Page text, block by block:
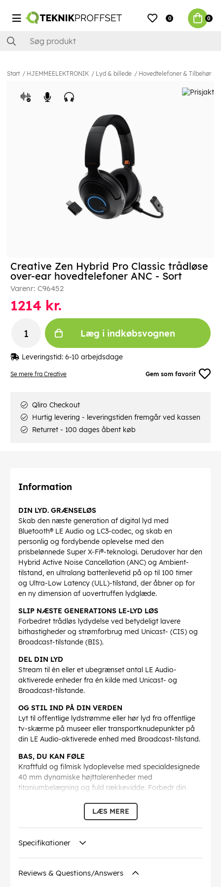
0 0
Start HJEMMEELEKTRONIK Lyd & billede Hovedtelefoner & Tilbehør
Se mere fra Creative Gem som favorit
Creative Zen Hybrid Pro Classic trådløse
over-ear hovedtelefoner ANC - Sort
Varenr: C96452
1214 kr.
Læg i indkøbsvognen
Leveringstid: 6-10 arbejdsdage
Qliro Checkout
Hurtig levering - leveringstiden fremgår ved kassen
Returret - 100 dages åbent køb
Information
DIN LYD. GRÆNSELØS
Skab den næste generation af digital lyd med
Bluetooth® LE Audio og LC3-codec, og skab en
personlig og fordybende oplevelse med den
prisbelønnede Super X-Fi®-teknologi. Derudover har den
Hybrid Active Noise Cancellation (ANC) og Ambient-
tilstand, en ultralang batterilevetid på op til 100 timer
og Ultra-Low Latency (ULL)-tilstand, der åbner op for
en ny dimension af uovertruffen lydglæde.
SLIP NÆSTE GENERATIONS LE-LYD LØS
Forbedret trådløs lydydelse ved betydeligt lavere
bithastigheder og strømforbrug med Unicast- (CIS) og
Broadcast-tilstande (BIS).
DEL DIN LYD
Stream til én eller et ubegrænset antal LE Audio-
aktiverede enheder fra én kilde med Unicast- og
Broadcast-tilstande.
OG STIL IND PÅ DIN VERDEN
Lyt til offentlige lydstrømme eller hør lyd fra offentlige
tv-skærme på museer eller transportknudepunkter på
din LE Audio-aktiverede enhed med Broadcast-tilstand.
BAS, DU KAN FØLE
Kraftfuld og filmisk lydoplevelse med specialdesignede
40 mm dynamiske højttalerenheder med
titaniumbelægning og fuld rækkevidde. Forbedr din
en liste over forudindstillede EQ-indstillinger på Creative
Oplev forsinkelsesfri lyd med en latenstid så lav som
~20 ms med Ultra-Low Latency-tilstand (ULL).
FORLÆNGET BATTERILEVETID
LÆS MERE
Specifikationer
Reviews & Questions/Answers